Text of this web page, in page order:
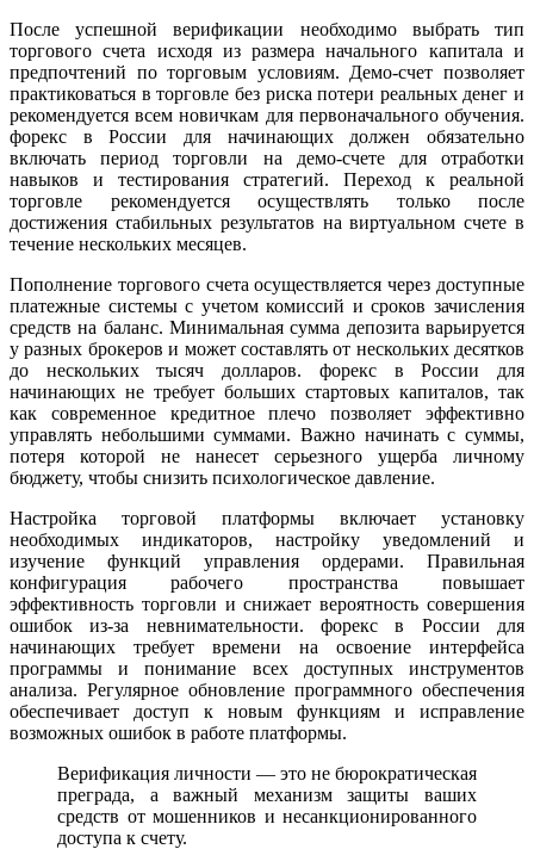
После успешной верификации необходимо выбрать тип
торгового счета исходя из размера начального капитала и
предпочтений по торговым условиям. Демо-счет позволяет
практиковаться в торговле без риска потери реальных денег и
рекомендуется всем новичкам для первоначального обучения.
форекс в России для начинающих должен обязательно
включать период торговли на демо-счете для отработки
навыков и тестирования стратегий. Переход к реальной
торговле рекомендуется осуществлять только после
достижения стабильных результатов на виртуальном счете в
течение нескольких месяцев.
Пополнение торгового счета осуществляется через доступные
платежные системы с учетом комиссий и сроков зачисления
средств на баланс. Минимальная сумма депозита варьируется
у разных брокеров и может составлять от нескольких десятков
до нескольких тысяч долларов. форекс в России для
начинающих не требует больших стартовых капиталов, так
как современное кредитное плечо позволяет эффективно
управлять небольшими суммами. Важно начинать с суммы,
потеря которой не нанесет серьезного ущерба личному
бюджету, чтобы снизить психологическое давление.
Настройка торговой платформы включает установку
необходимых индикаторов, настройку уведомлений и
изучение функций управления ордерами. Правильная
конфигурация рабочего пространства повышает
эффективность торговли и снижает вероятность совершения
ошибок из-за невнимательности. форекс в России для
начинающих требует времени на освоение интерфейса
программы и понимание всех доступных инструментов
анализа. Регулярное обновление программного обеспечения
обеспечивает доступ к новым функциям и исправление
возможных ошибок в работе платформы.
Верификация личности — это не бюрократическая
преграда, а важный механизм защиты ваших
средств от мошенников и несанкционированного
доступа к счету.